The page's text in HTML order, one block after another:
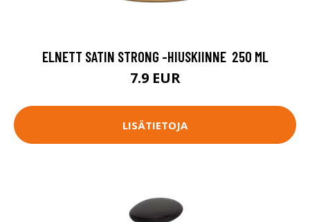
ELNETT SATIN STRONG -HIUSKIINNE ​ 250 ML
7.9 EUR
LISÄTIETOJA